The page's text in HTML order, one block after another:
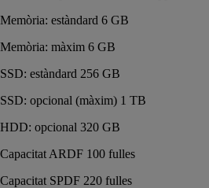
Memòria: estàndard 6 GB
Memòria: màxim 6 GB
SSD: estàndard 256 GB
SSD: opcional (màxim) 1 TB
HDD: opcional 320 GB
Capacitat ARDF 100 fulles
Capacitat SPDF 220 fulles